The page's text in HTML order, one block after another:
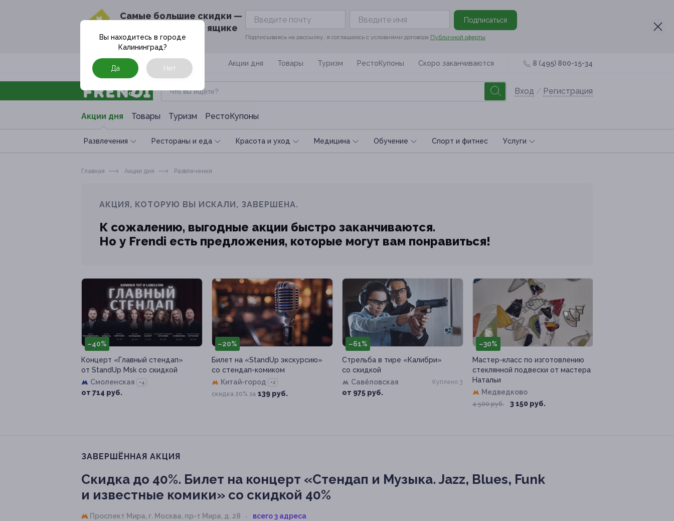
Cамые большие скидки —
в твоём почтовом ящике
Подписаться
Подписываясь на рассылку, я соглашаюсь с условиями договора Публичной оферты
Москва Акции дня Товары Туризм РестоКупоны Скоро заканчиваются 8 (495) 800-15-34
Вход / Регистрация
Акции дня Товары Туризм РестоКупоны
Развлечения Рестораны и еда Красота и уход Медицина Обучение Спoрт и фитнес Услуги
Вы находитесь в городе
Калининград?
Да Нет
Главная Акции дня Развлечения
АКЦИЯ, КОТОРУЮ ВЫ ИСКАЛИ, ЗАВЕРШЕНА.
К сожалению, выгодные акции быстро заканчиваются.
Но у Frendi есть предложения, которые могут вам понравиться!
–40%
Концерт «Главный стендап»
от StandUp Msk со скидкой
Смоленская
+4
от 714 руб.
–20%
Билет на «StandUp экскурсию»
со стендап-комиком
Китай-город
+2
скидка 20% за 139 руб.
–61%
Стрельба в тире «Калибри»
со скидкой
Савёловская
от 975 руб.
Куплено 3
–30%
Мастер-класс по изготовлению
стеклянной подвески от мастера
Натальи
Медведково
4 500 руб. 3 150 руб.
ЗАВЕРШЁННАЯ АКЦИЯ
Скидка до 40%. Билет на концерт «Стендап и Музыка. Jazz, Blues, Funk
и известные комики» со скидкой 40%
Проспект Мира, г. Москва, пр-т Мира, д. 28 всего 3 адреса